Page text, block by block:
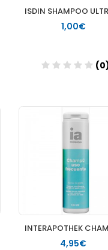
1,00€
Añadir
4,95€